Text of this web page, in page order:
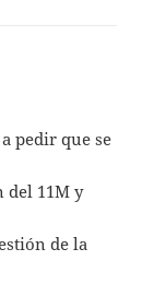
pedir que se
del 11M y
de la